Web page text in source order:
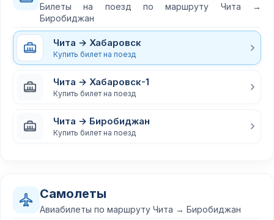
Билеты на поезд по маршруту Чита →
Биробиджан
Чита → Хабаровск
Купить билет на поезд
Чита → Хабаровск-1
Купить билет на поезд
Чита → Биробиджан
Купить билет на поезд
Самолеты
Авиабилеты по маршруту Чита → Биробиджан